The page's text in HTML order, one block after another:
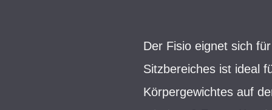
Der Fisio eignet sich
Sitzbereiches ist ideal
Körpergewichtes auf